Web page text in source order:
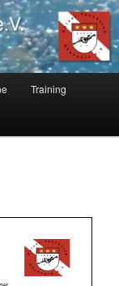
Köln
Training